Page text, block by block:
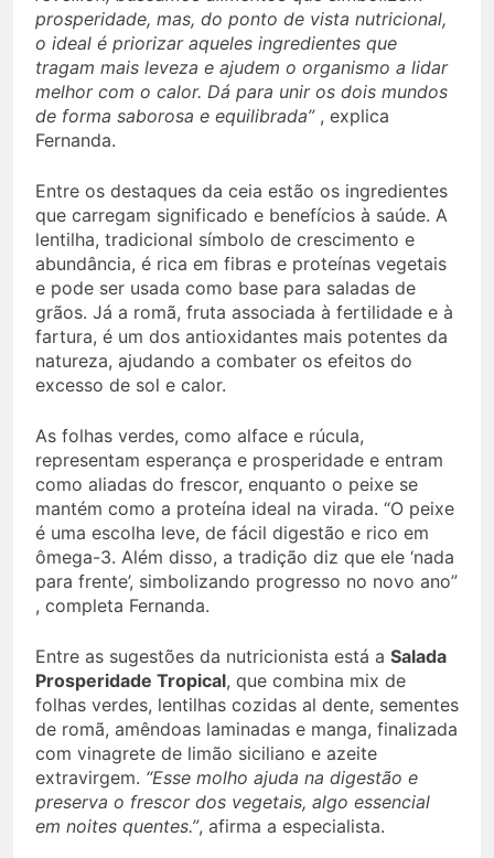
prosperidade, mas, do ponto de vista nutricional,
o ideal é priorizar aqueles ingredientes que
tragam mais leveza e ajudem o organismo a lidar
melhor com o calor. Dá para unir os dois mundos
de forma saborosa e equilibrada”, explica
Fernanda.
Entre os destaques da ceia estão os ingredientes
que carregam significado e benefícios à saúde. A
lentilha, tradicional símbolo de crescimento e
abundância, é rica em fibras e proteínas vegetais
e pode ser usada como base para saladas de
grãos. Já a romã, fruta associada à fertilidade e à
fartura, é um dos antioxidantes mais potentes da
natureza, ajudando a combater os efeitos do
excesso de sol e calor.
As folhas verdes, como alface e rúcula,
representam esperança e prosperidade e entram
como aliadas do frescor, enquanto o peixe se
mantém como a proteína ideal na virada. “O peixe
é uma escolha leve, de fácil digestão e rico em
ômega-3. Além disso, a tradição diz que ele ‘nada
para frente’, simbolizando progresso no novo ano”
, completa Fernanda.
Entre as sugestões da nutricionista está a Salada
Prosperidade Tropical, que combina mix de
folhas verdes, lentilhas cozidas al dente, sementes
de romã, amêndoas laminadas e manga, finalizada
com vinagrete de limão siciliano e azeite
extravirgem. “Esse molho ajuda na digestão e
preserva o frescor dos vegetais, algo essencial
em noites quentes.”, afirma a especialista.